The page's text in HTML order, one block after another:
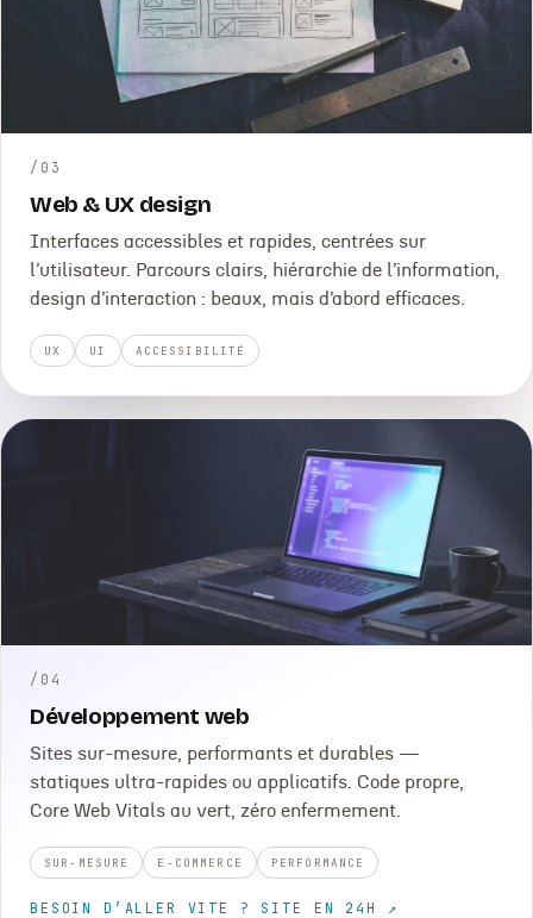
/ 03
Web & UX design
Interfaces accessibles et rapides, centrées sur
l’utilisateur. Parcours clairs, hiérarchie de l’information,
design d’interaction : beaux, mais d’abord efficaces.
UX UI ACCESSIBILITÉ
/ 04
Développement web
Sites sur-mesure, performants et durables —
statiques ultra-rapides ou applicatifs. Code propre,
Core Web Vitals au vert, zéro enfermement.
SUR-MESURE E-COMMERCE PERFORMANCE
BESOIN D’ALLER VITE ? SITE EN 24H ↗